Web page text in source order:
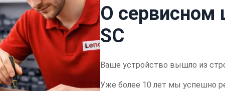
О сервисном
SC
Ваше устройство вышло из
Уже более 10 лет мы успешно